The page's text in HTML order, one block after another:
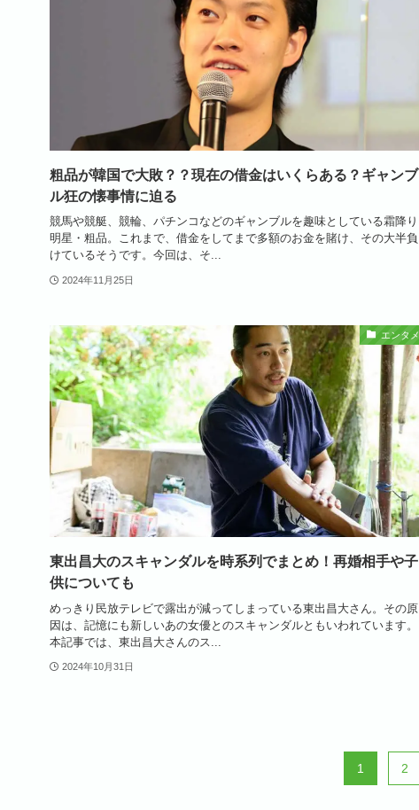
粗品が韓国で大敗？？現在の借金はいくらある？ギャンブ
ル狂の懐事情に迫る
競馬や競艇、競輪、パチンコなどのギャンブルを趣味としている霜降り
明星・粗品。これまで、借金をしてまで多額のお金を賭け、その大半負
けているそうです。今回は、そ...
2024年11月25日
エンタメ
東出昌大のスキャンダルを時系列でまとめ！再婚相手や子
供についても
めっきり民放テレビで露出が減ってしまっている東出昌大さん。その原
因は、記憶にも新しいあの女優とのスキャンダルともいわれています。
本記事では、東出昌大さんのス...
2024年10月31日
1 2